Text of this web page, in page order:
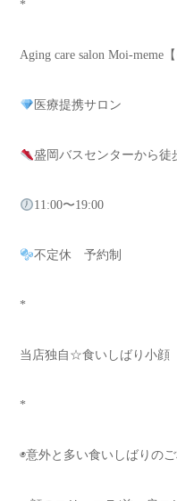
*
Aging care salon Moi-meme
医療提携サロン
盛岡バスセンターから徒
11:00〜19:00
不定休 予約制
*
当店独自☆食いしばり小顔
*
◉意外と多い食いしばりの